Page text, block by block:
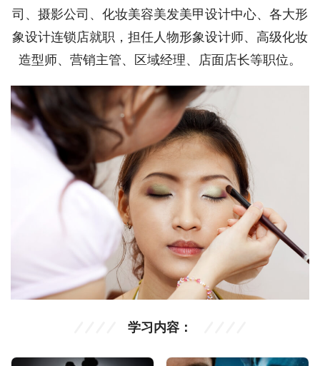
司、摄影公司、化妆美容美发美甲设计中心、各大形
象设计连锁店就职，担任人物形象设计师、高级化妆
造型师、营销主管、区域经理、店面店长等职位。
学习内容：